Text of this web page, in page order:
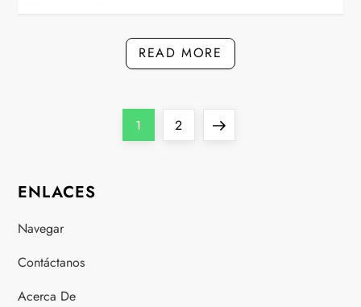
READ MORE
s
t
s
Page
1 Page
2
Next
ENLACES
Navegar
Contáctanos
Acerca De